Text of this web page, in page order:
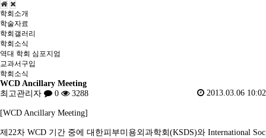
학회소개
학술자료
학회갤러리
학회소식
역대 학회 심포지엄
교과서구입
학회소식
WCD Ancillary Meeting
최고관리자
0 3288 2013.03.06 10:02
[WCD Ancillary Meeting]
제22차 WCD 기간 중에 대한피부미용외과학회(KSDS)와 International Soc